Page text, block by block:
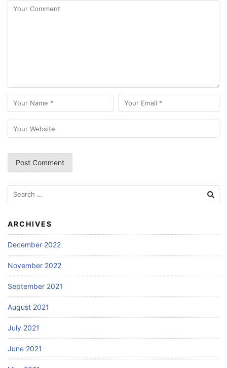
Search
for:
ARCHIVES
December 2022
November 2022
September 2021
August 2021
July 2021
June 2021